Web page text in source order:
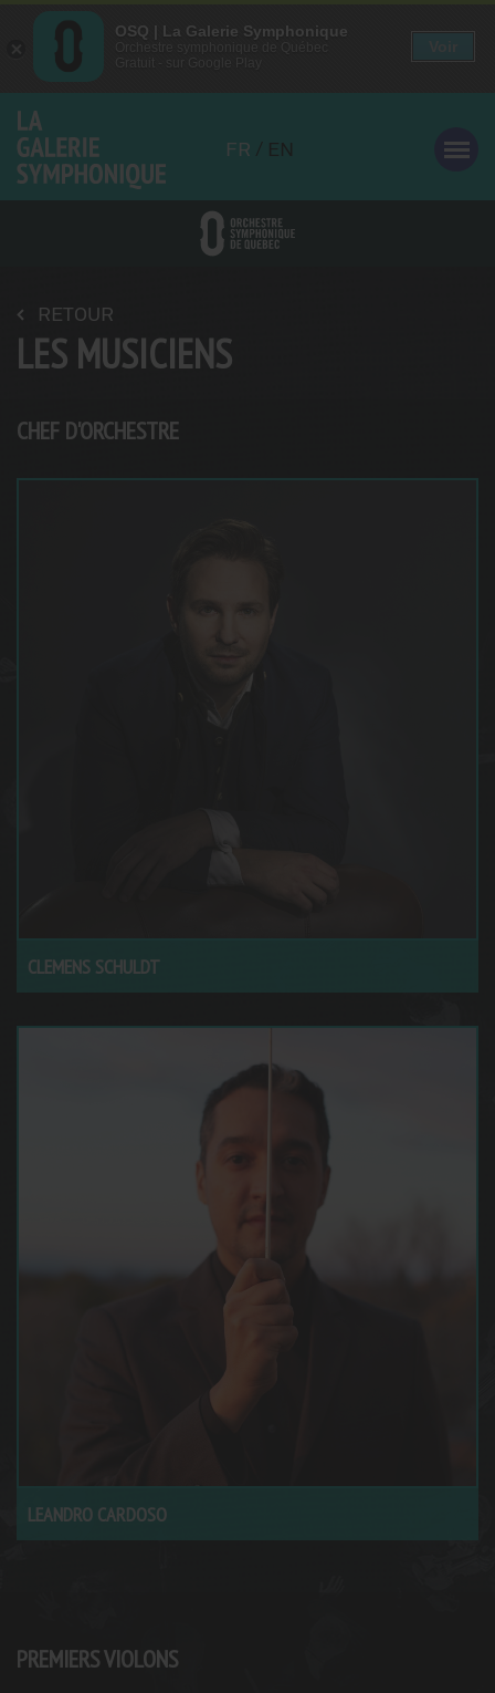
au
contenu
principal
FR / EN
RETOUR
LES MUSICIENS
CHEF D'ORCHESTRE
CLEMENS SCHULDT
LEANDRO CARDOSO
PREMIERS VIOLONS
OSQ | La Galerie Symphonique
OSQ | La Galerie Symphonique